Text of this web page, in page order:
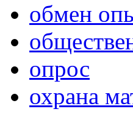
обмен
опрос
охрана